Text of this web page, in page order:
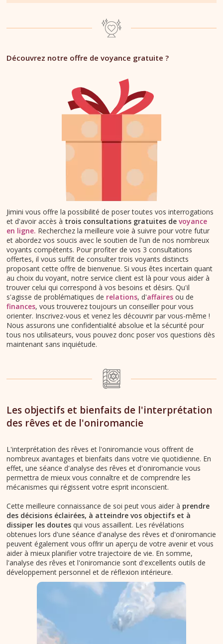
Découvrez notre offre de voyance gratuite ?
Jimini vous offre la possibilité de poser toutes vos interrogations
et d'avoir accès à trois consultations gratuites devoyance
en ligne. Recherchez la meilleure voie à suivre pour votre futur
et abordez vos soucis avec le soutien de l'un de nos nombreux
voyants compétents. Pour profiter de vos 3 consultations
offertes, il vous suffit de consulter trois voyants distincts
proposant cette offre de bienvenue. Si vous êtes incertain quant
au choix du voyant, notre service client est là pour vous aider à
trouver celui qui correspond à vos besoins et désirs. Qu'il
s'agisse de problématiques de relations, d'affaires ou de
finances, vous trouverez toujours un conseiller pour vous
orienter. Inscrivez-vous et venez les découvrir par vous-même !
Nous assurons une confidentialité absolue et la sécurité pour
tous nos utilisateurs, vous pouvez donc poser vos questions dès
maintenant sans inquiétude.
Les objectifs et bienfaits de l'interprétation
des rêves et de l'oniromancie
L'interprétation des rêves et l'oniromancie vous offrent de
nombreux avantages et bienfaits dans votre vie quotidienne. En
effet, une séance d'analyse des rêves et d'oniromancie vous
permettra de mieux vous connaître et de comprendre les
mécanismes qui régissent votre esprit inconscient.
Cette meilleure connaissance de soi peut vous aider à prendre
des décisions éclairées, à atteindre vos objectifs et à
dissiper les doutesqui vous assaillent. Les révélations
obtenues lors d'une séance d'analyse des rêves et d'oniromancie
peuvent également vous offrir un aperçu de votre avenir et vous
aider à mieux planifier votre trajectoire de vie. En somme,
l'analyse des rêves et l'oniromancie sont d'excellents outils de
développement personnel et de réflexion intérieure.